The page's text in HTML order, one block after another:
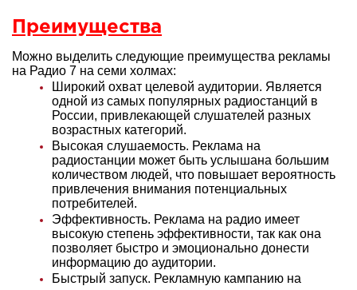
Преимущества
Можно выделить следующие преимущества рекламы
на Радио 7 на семи холмах:
Широкий охват целевой аудитории. Является
одной из самых популярных радиостанций в
России, привлекающей слушателей разных
возрастных категорий.
Высокая слушаемость. Реклама на
радиостанции может быть услышана большим
количеством людей, что повышает вероятность
привлечения внимания потенциальных
потребителей.
Эффективность. Реклама на радио имеет
высокую степень эффективности, так как она
позволяет быстро и эмоционально донести
информацию до аудитории.
Быстрый запуск. Рекламную кампанию на